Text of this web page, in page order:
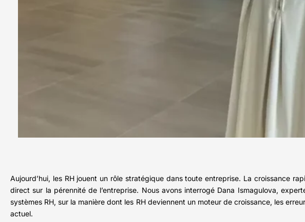
Aujourd’hui, les RH jouent un rôle stratégique dans toute entreprise. La croissance
direct sur la pérennité de l’entreprise. Nous avons interrogé Dana Ismagulova,
systèmes RH, sur la manière dont les RH deviennent un moteur de croissance, les
actuel.